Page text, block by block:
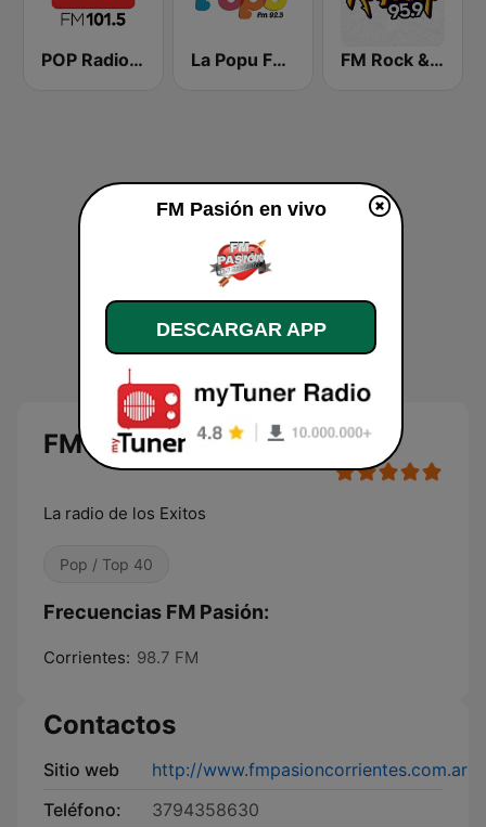
POP Radio 101.5 La Popu FM 92.3 FM Rock & Pop
FM Pasión en vivo
La radio de los Exitos
Pop / Top 40
Frecuencias FM Pasión:
Corrientes: 98.7 FM
Contactos
Sitio web
http://www.fmpasioncorrientes.com.ar
Teléfono:
3794358630
FM Pasión en vivo
DESCARGAR APP